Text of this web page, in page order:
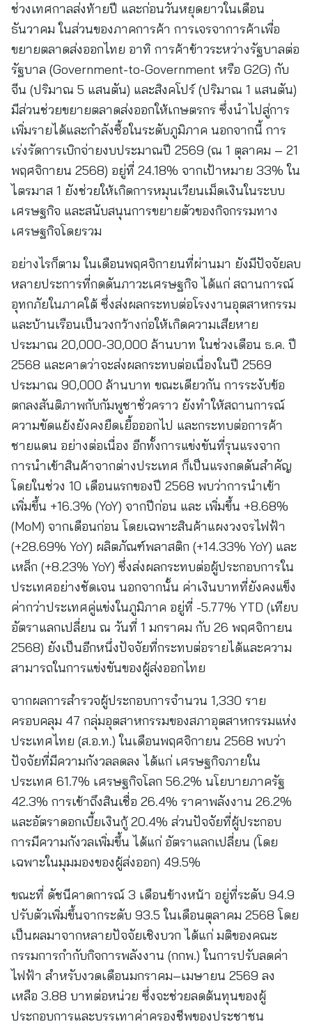
ช่วงเทศกาลส่งท้ายปี และก่อนวันหยุดยาวในเดือน
ธันวาคม ในส่วนของภาคการค้า การเจรจาการค้าเพื่อ
ขยายตลาดส่งออกไทย อาทิ การค้าข้าวระหว่างรัฐบาลต่อ
รัฐบาล (Government-to-Government หรือ G2G) กับ
จีน (ปริมาณ 5 แสนตัน) และสิงคโปร์ (ปริมาณ 1 แสนตัน)
มีส่วนช่วยขยายตลาดส่งออกให้เกษตรกร ซึ่งนำไปสู่การ
เพิ่มรายได้และกำลังซื้อในระดับภูมิภาค นอกจากนี้ การ
เร่งรัดการเบิกจ่ายงบประมาณปี 2569 (ณ 1 ตุลาคม – 21
พฤศจิกายน 2568) อยู่ที่ 24.18% จากเป้าหมาย 33% ใน
ไตรมาส 1 ยังช่วยให้เกิดการหมุนเวียนเม็ดเงินในระบบ
เศรษฐกิจ และสนับสนุนการขยายตัวของกิจกรรมทาง
เศรษฐกิจโดยรวม
อย่างไรก็ตาม ในเดือนพฤศจิกายนที่ผ่านมา ยังมีปัจจัยลบ
หลายประการที่กดดันภาวะเศรษฐกิจ ได้แก่ สถานการณ์
อุทกภัยในภาคใต้ ซึ่งส่งผลกระทบต่อโรงงานอุตสาหกรรม
และบ้านเรือนเป็นวงกว้างก่อให้เกิดความเสียหาย
ประมาณ 20,000-30,000 ล้านบาท ในช่วงเดือน ธ.ค. ปี
2568 และคาดว่าจะส่งผลกระทบต่อเนื่องในปี 2569
ประมาณ 90,000 ล้านบาท ขณะเดียวกัน การระงับข้อ
ตกลงสันติภาพกับกัมพูชาชั่วคราว ยังทำให้สถานการณ์
ความขัดแย้งยังคงยืดเยื้อออกไป และกระทบต่อการค้า
ชายแดน อย่างต่อเนื่อง อีกทั้งการแข่งขันที่รุนแรงจาก
การนำเข้าสินค้าจากต่างประเทศ ก็เป็นแรงกดดันสำคัญ
โดยในช่วง 10 เดือนแรกของปี 2568 พบว่าการนำเข้า
เพิ่มขึ้น +16.3% (YoY) จากปีก่อน และ เพิ่มขึ้น +8.68%
(MoM) จากเดือนก่อน โดยเฉพาะสินค้าแผงวงจรไฟฟ้า
(+28.69% YoY) ผลิตภัณฑ์พลาสติก (+14.33% YoY) และ
เหล็ก (+8.23% YoY) ซึ่งส่งผลกระทบต่อผู้ประกอบการใน
ประเทศอย่างชัดเจน นอกจากนั้น ค่าเงินบาทที่ยังคงแข็ง
ค่ากว่าประเทศคู่แข่งในภูมิภาค อยู่ที่ -5.77% YTD (เทียบ
อัตราแลกเปลี่ยน ณ วันที่ 1 มกราคม กับ 26 พฤศจิกายน
2568) ยังเป็นอีกหนึ่งปัจจัยที่กระทบต่อรายได้และความ
สามารถในการแข่งขันของผู้ส่งออกไทย
จากผลการสำรวจผู้ประกอบการจำนวน 1,330 ราย
ครอบคลุม 47 กลุ่มอุตสาหกรรมของสภาอุตสาหกรรมแห่ง
ประเทศไทย (ส.อ.ท.) ในเดือนพฤศจิกายน 2568 พบว่า
ปัจจัยที่มีความกังวลลดลง ได้แก่ เศรษฐกิจภายใน
ประเทศ 61.7% เศรษฐกิจโลก 56.2% นโยบายภาครัฐ
42.3% การเข้าถึงสินเชื่อ 26.4% ราคาพลังงาน 26.2%
และอัตราดอกเบี้ยเงินกู้ 20.4% ส่วนปัจจัยที่ผู้ประกอบ
การมีความกังวลเพิ่มขึ้น ได้แก่ อัตราแลกเปลี่ยน (โดย
เฉพาะในมุมมองของผู้ส่งออก) 49.5%
ขณะที่ ดัชนีคาดการณ์ 3 เดือนข้างหน้า อยู่ที่ระดับ 94.9
ปรับตัวเพิ่มขึ้นจากระดับ 93.5 ในเดือนตุลาคม 2568 โดย
เป็นผลมาจากหลายปัจจัยเชิงบวก ได้แก่ มติของคณะ
กรรมการกำกับกิจการพลังงาน (กกพ.) ในการปรับลดค่า
ไฟฟ้า สำหรับงวดเดือนมกราคม–เมษายน 2569 ลง
เหลือ 3.88 บาทต่อหน่วย ซึ่งจะช่วยลดต้นทุนของผู้
ประกอบการและบรรเทาค่าครองชีพของประชาชน